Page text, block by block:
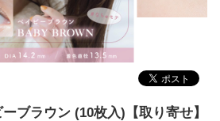
ブラウン (10枚入)【取り寄せ】